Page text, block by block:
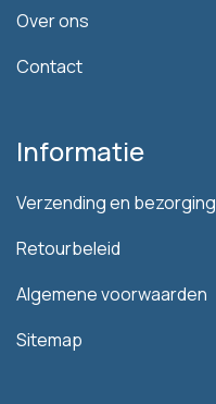
Over ons
Contact
Informatie
Verzending en bezorging
Retourbeleid
Algemene voorwaarden
Sitemap